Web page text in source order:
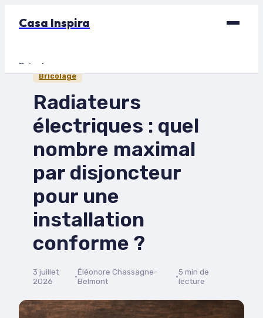
Casa Inspira
Bricolage
Bricolage
Radiateurs
électriques : quel
nombre maximal
par disjoncteur
pour une
installation
conforme ?
3 juillet
2026
·Éléonore Chassagne-
Belmont
·5 min de
lecture